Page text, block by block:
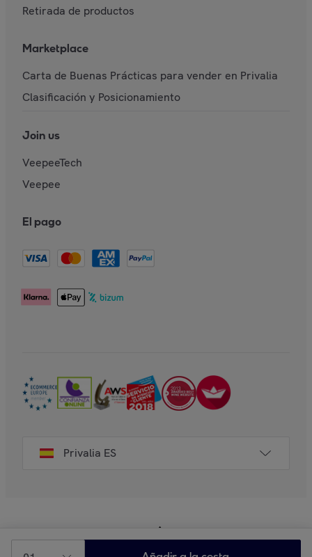
Retirada de productos
Marketplace
Carta de Buenas Prácticas para vender en Privalia
Clasificación y Posicionamiento
Join us
VeepeeTech
Veepee
El pago
Privalia ES